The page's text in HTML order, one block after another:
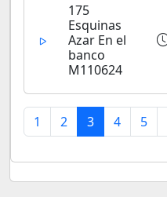
175
Esquinas
Azar En el
banco
M110624
1 2 3 4 5